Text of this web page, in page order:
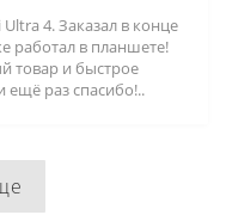
4. Заказал в конце
работал в планшете!
товар и быстрое
ещё раз спасибо!..